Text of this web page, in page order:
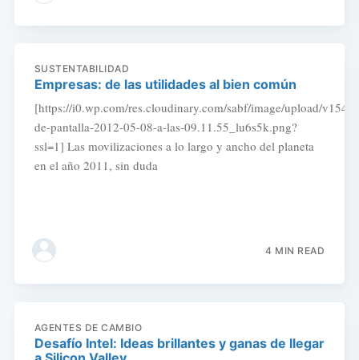
SUSTENTABILIDAD
Empresas: de las utilidades al bien común
[https://i0.wp.com/res.cloudinary.com/sabf/image/upload/
de-pantalla-2012-05-08-a-las-09.11.55_lu6s5k.png?
ssl=1] Las movilizaciones a lo largo y ancho del planeta
en el año 2011, sin duda
4 MIN READ
AGENTES DE CAMBIO
Desafío Intel: Ideas brillantes y ganas de llegar